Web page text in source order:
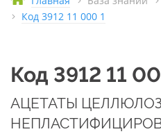
Код 3912 11 000 1
Код 3912 11
АЦЕТАТЫ